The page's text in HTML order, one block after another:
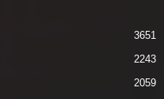
3651
2243
2059